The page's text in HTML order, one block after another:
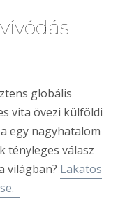
globális
vita övezi külföldi
egy nagyhatalom
tényleges válasz
világban? Lakatos